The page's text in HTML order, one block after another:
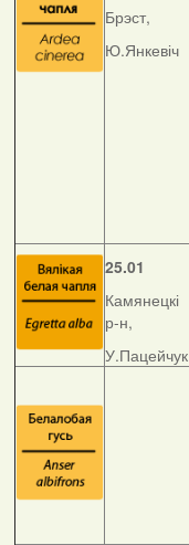
Брэст,
Ю.Янкевіч
25.01
Камянецкі
р-н,
У.Пацейчук